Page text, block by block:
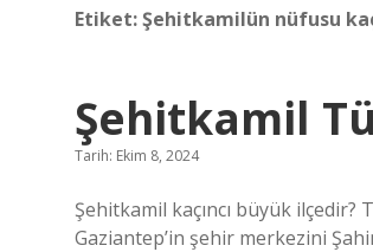
Etiket:Şehitkamilün nüfusu
Şehitkamil
Tarih: Ekim 8, 2024
Şehitkamil kaçıncı büyük ilçedir?
Gaziantep’in şehir merkezini